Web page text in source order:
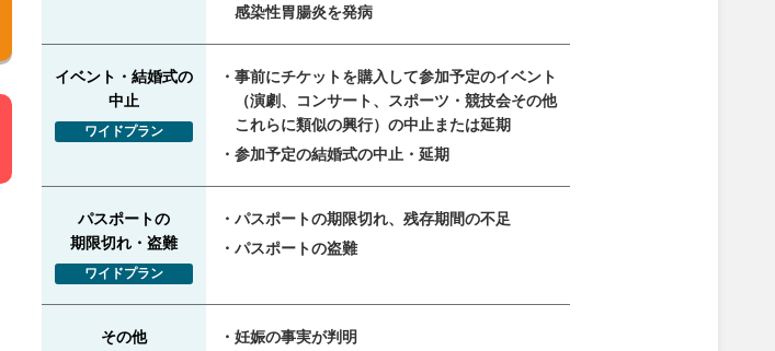
感染性胃腸炎を発病
イベント・結婚式の
中止
ワイドプラン
事前にチケットを購入して参加予定のイベント
（演劇、コンサート、スポーツ・競技会その他
これらに類似の興行）の中止または延期
参加予定の結婚式の中止・延期
パスポートの
期限切れ・盗難
ワイドプラン
パスポートの期限切れ、残存期間の不足
パスポートの盗難
その他
妊娠の事実が判明